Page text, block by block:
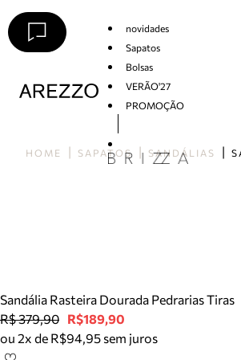
novidades
Sapatos
Bolsas
VERÃO'27
PROMOÇÃO
HOME SAPATOS SANDÁLIAS
Sandália Rasteira Dourada Pedrarias Tiras
R$ 379,90 R$189,90
ou 2x de R$94,95 sem juros